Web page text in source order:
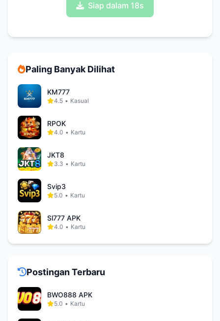
Siap dalam 17s
Paling Banyak Dilihat
KM777
4.5 • Kasual
RPOK
4.0 • Kartu
JKT8
3.3 • Kartu
Svip3
5.0 • Kartu
Sl777 APK
4.0 • Kartu
Postingan Terbaru
BWO888 APK
5.0 • Kartu